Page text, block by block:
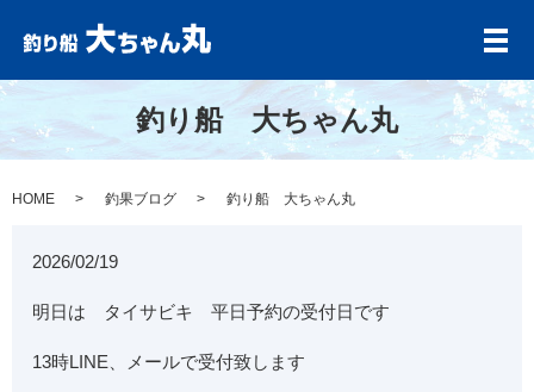
メ
釣り船 大ちゃん丸
HOME 釣果ブログ 釣り船 大ちゃん丸
2026/02/19
明日は タイサビキ 平日予約の受付日です
13時LINE、メールで受付致します